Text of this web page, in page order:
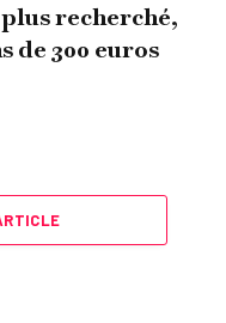
recherché,
de 300 euros